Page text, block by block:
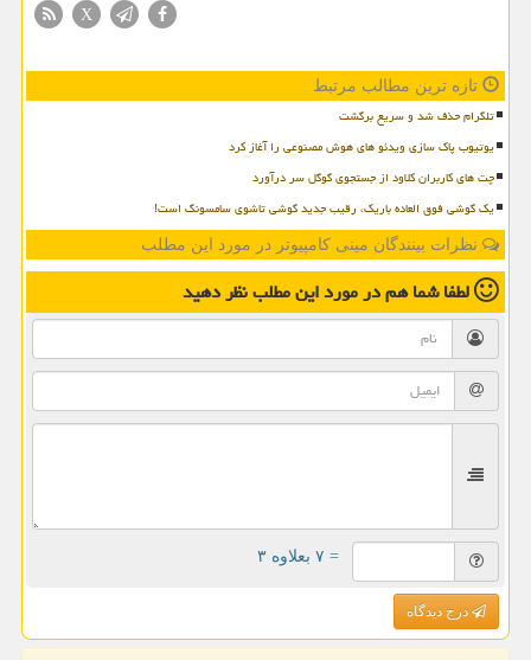
X
تازه ترین مطالب مرتبط
تلگرام حذف شد و سریع برگشت
یوتیوب پاک سازی ویدئو های هوش مصنوعی را آغاز کرد
چت های کاربران کلاود از جستجوی گوگل سر درآورد
یک گوشی فوق العاده باریک، رقیب جدید گوشی تاشوی سامسونگ است!
نظرات بینندگان مینی کامپیوتر در مورد این مطلب
لطفا شما همدر مورد این مطلبنظر دهید
= ۷ بعلاوه ۳
درج دیدگاه